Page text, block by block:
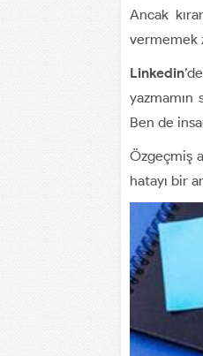
Ancak
vermemek
Linkedin
yazmamın
Ben de
Özgeçmiş
hatayı bir